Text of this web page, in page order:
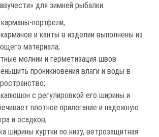
для зимней рыбалки:
портфели;
и канты в изделии выполнены из
материала;
молнии и герметизация швов
проникновения влаги и воды в
с регулировкой его ширины и
плотное прилегание и надежную
и осадков;
ширины куртки по низу, ветрозащитная